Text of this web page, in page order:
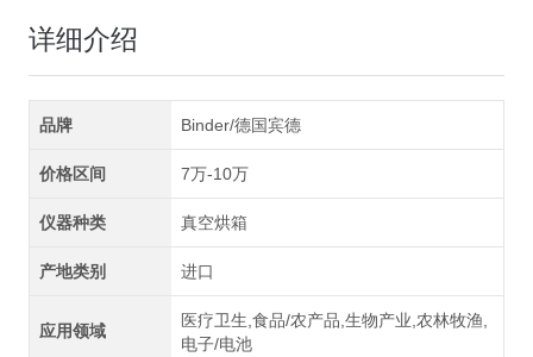
详细介绍
品牌 Binder/德国宾德
价格区间 7万-10万
仪器种类 真空烘箱
产地类别 进口
应用领域
医疗卫生,食品/农产品,生物产业,农林牧渔,
电子/电池